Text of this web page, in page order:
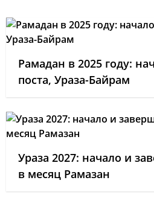
Рамадан в 2025 году:
поста, Ураза-Байрам
Ураза 2027: начало и
в месяц Рамазан